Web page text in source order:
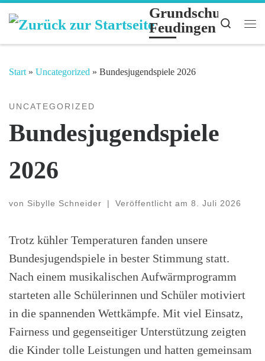
Zum Inhalt springen
Grundschule
Feudingen
Search
Start » Uncategorized » Bundesjugendspiele 2026
UNCATEGORIZED
Bundesjugendspiele
2026
von Sibylle Schneider | Veröffentlicht am 8. Juli 2026
Trotz kühler Temperaturen fanden unsere
Bundesjugendspiele in bester Stimmung statt.
Nach einem musikalischen Aufwärmprogramm
starteten alle Schülerinnen und Schüler motiviert
in die spannenden Wettkämpfe. Mit viel Einsatz,
Fairness und gegenseitiger Unterstützung zeigten
die Kinder tolle Leistungen und hatten gemeinsam